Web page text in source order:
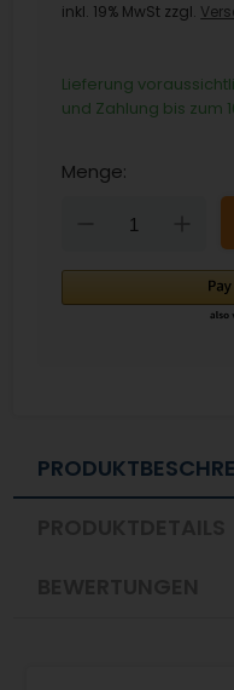
inkl. 19% MwSt zzgl.
Lieferung
und Zahlung bis zum
Menge:
Down